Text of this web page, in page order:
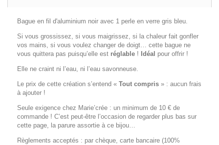
Bague en fil d'aluminium noir avec 1 perle en verre gris bleu.
Si vous grossissez, si vous maigrissez, si la chaleur fait gonfler
vos mains, si vous voulez changer de doigt… cette bague ne
vous quittera pas puisqu’elle est réglable ! Idéal pour offrir !
Elle ne craint ni l’eau, ni l’eau savonneuse.
Le prix de cette création s’entend « Tout compris » : aucun frais
à ajouter !
Seule exigence chez Marie’crée : un minimum de 10 € de
commande ! C’est peut-être l’occasion de regarder plus bas sur
cette page, la parure assortie à ce bijou…
Règlements acceptés : par chèque, carte bancaire (100%